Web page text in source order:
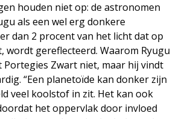
houden niet op: de astronomen
als een wel erg donkere
dan 2 procent van het licht dat op
wordt gereflecteerd. Waarom Ryugu
Portegies Zwart niet, maar hij vindt
“Een planetoïde kan donker zijn
veel koolstof in zit. Het kan ook
het oppervlak door invloed